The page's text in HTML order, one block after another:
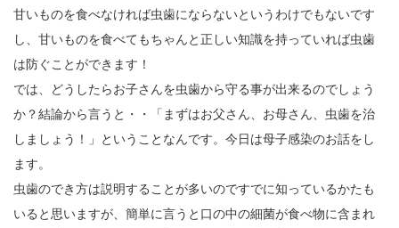
甘いものを食べなければ虫歯にならないというわけでもないです
し、甘いものを食べてもちゃんと正しい知識を持っていれば虫歯
は防ぐことができます！
では、どうしたらお子さんを虫歯から守る事が出来るのでしょう
か？結論から言うと・・「まずはお父さん、お母さん、虫歯を治
しましょう！」ということなんです。今日は母子感染のお話をし
ます。
虫歯のでき方は説明することが多いのですでに知っているかたも
いると思いますが、簡単に言うと口の中の細菌が食べ物に含まれ